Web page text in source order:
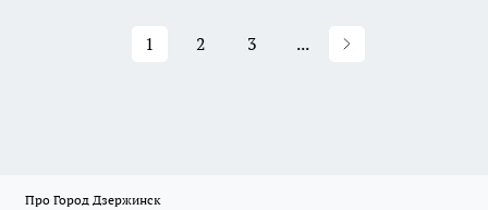
1 2 3 ...
Про Город Дзержинск